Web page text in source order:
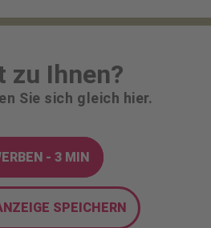
zu Ihnen?
Sie sich gleich hier.
- 3 MIN
SPEICHERN